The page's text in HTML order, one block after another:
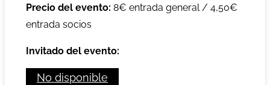
Precio del evento: 8€ entrada general / 4,50€
entrada socios
Invitado del evento:
No disponible